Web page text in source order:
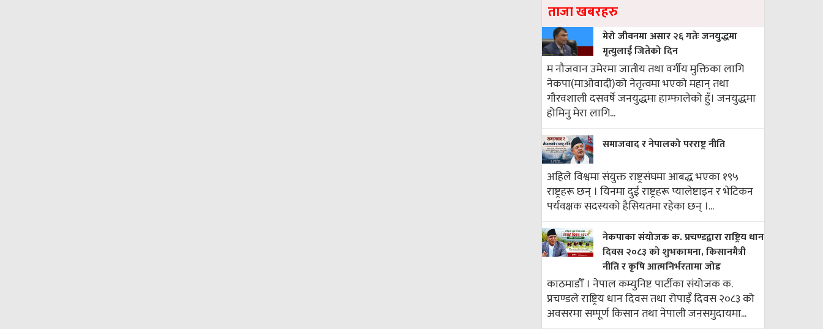
ताजा खबरहरु
मेरो जीवनमा असार २६ गतेः जनयुद्धमा
मृत्युलाई जितेको दिन
म नौजवान उमेरमा जातीय तथा वर्गीय मुक्तिका लागि
नेकपा(माओवादी)को नेतृत्वमा भएको महान् तथा
गौरवशाली दसवर्षे जनयुद्धमा हाम्फालेको हुँ। जनयुद्धमा
होमिनु मेरा लागि...
समाजवाद र नेपालको परराष्ट्र नीति
अहिले विश्वमा संयुक्त राष्ट्रसंघमा आबद्ध भएका १९५
राष्ट्रहरू छन् । यिनमा दुई राष्ट्रहरू प्यालेष्टाइन र भेटिकन
पर्यवक्षक सदस्यको हैसियतमा रहेका छन् ।...
नेकपाका संयोजक क. प्रचण्डद्वारा राष्ट्रिय धान
दिवस २०८३ को शुभकामना, किसानमैत्री
नीति र कृषि आत्मनिर्भरतामा जोड
काठमाडौँ । नेपाल कम्युनिष्ट पार्टीका संयोजक क.
प्रचण्डले राष्ट्रिय धान दिवस तथा रोपाइँ दिवस २०८३ को
अवसरमा सम्पूर्ण किसान तथा नेपाली जनसमुदायमा...